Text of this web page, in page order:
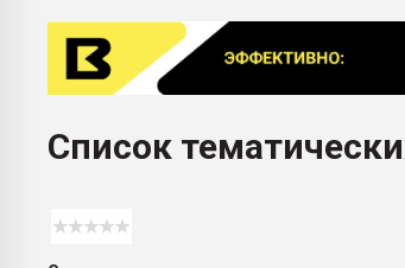
28.07.2026 Автоматизация выходит на
первый план в переработке
ситуацией на строительном рынке
Список